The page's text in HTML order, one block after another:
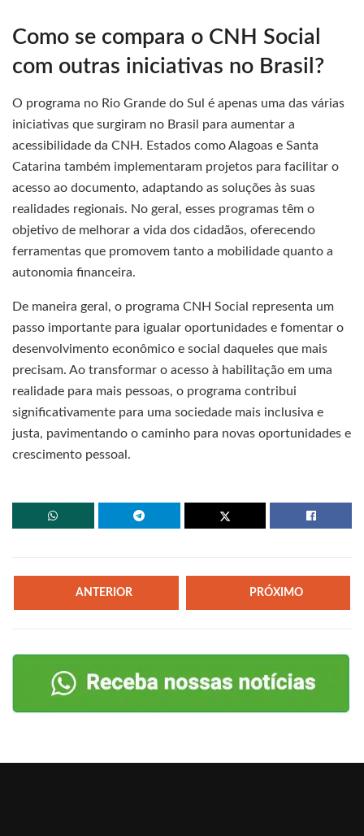
Como se compara o CNH Social
com outras iniciativas no Brasil?
O programa no Rio Grande do Sul é apenas uma das várias
iniciativas que surgiram no Brasil para aumentar a
acessibilidade da CNH. Estados como Alagoas e Santa
Catarina também implementaram projetos para facilitar o
acesso ao documento, adaptando as soluções às suas
realidades regionais. No geral, esses programas têm o
objetivo de melhorar a vida dos cidadãos, oferecendo
ferramentas que promovem tanto a mobilidade quanto a
autonomia financeira.
De maneira geral, o programa CNH Social representa um
passo importante para igualar oportunidades e fomentar o
desenvolvimento econômico e social daqueles que mais
precisam. Ao transformar o acesso à habilitação em uma
realidade para mais pessoas, o programa contribui
significativamente para uma sociedade mais inclusiva e
justa, pavimentando o caminho para novas oportunidades e
crescimento pessoal.
ANTERIOR PRÓXIMO